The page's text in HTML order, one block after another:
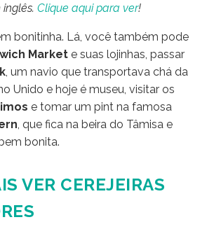
inglês. Clique aqui para ver!
bonitinha. Lá, você também pode
Market e suas lojinhas, passar
, um navio que transportava chá da
Unido e hoje é museu, visitar os
e tomar um pint na famosa
, que fica na beira do Tâmisa e
bonita.
VER CEREJEIRAS